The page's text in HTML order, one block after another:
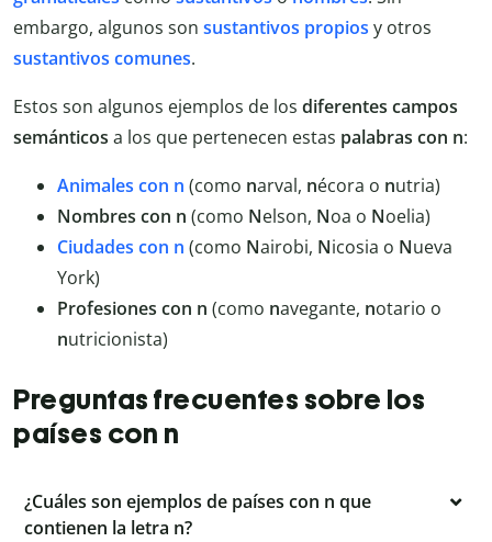
embargo, algunos son sustantivos propios y otros
sustantivos comunes.
Estos son algunos ejemplos de los diferentes campos
semánticos a los que pertenecen estas palabras con n:
Animales con n (como narval, nécora o nutria)
Nombres con n (como Nelson, Noa o Noelia)
Ciudades con n (como Nairobi, Nicosia o Nueva
York)
Profesiones con n (como navegante, notario o
nutricionista)
Preguntas frecuentes sobre los
países con n
¿Cuáles son ejemplos de países con n que
contienen la letra n?